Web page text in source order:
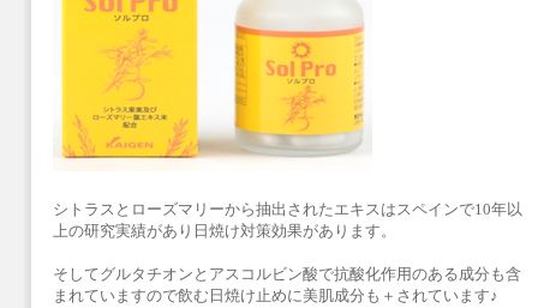
シトラスとローズマリーから抽出されたエキスはスペインで10年以
上の研究実績があり日焼け対策効果があります。
そしてグルタチオンとアスコルビン酸で抗酸化作用のある成分も含
まれていますので飲む日焼け止めに美肌成分も＋されています♪